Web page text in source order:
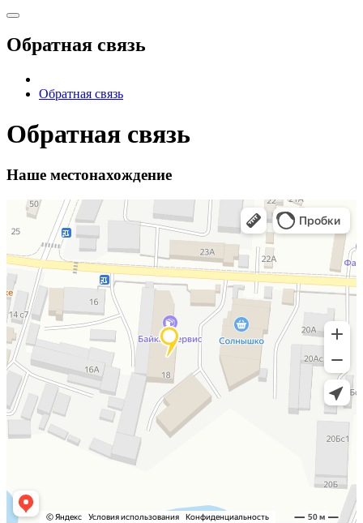
Обратная связь
Обратная связь
Обратная связь
Наше местонахождение